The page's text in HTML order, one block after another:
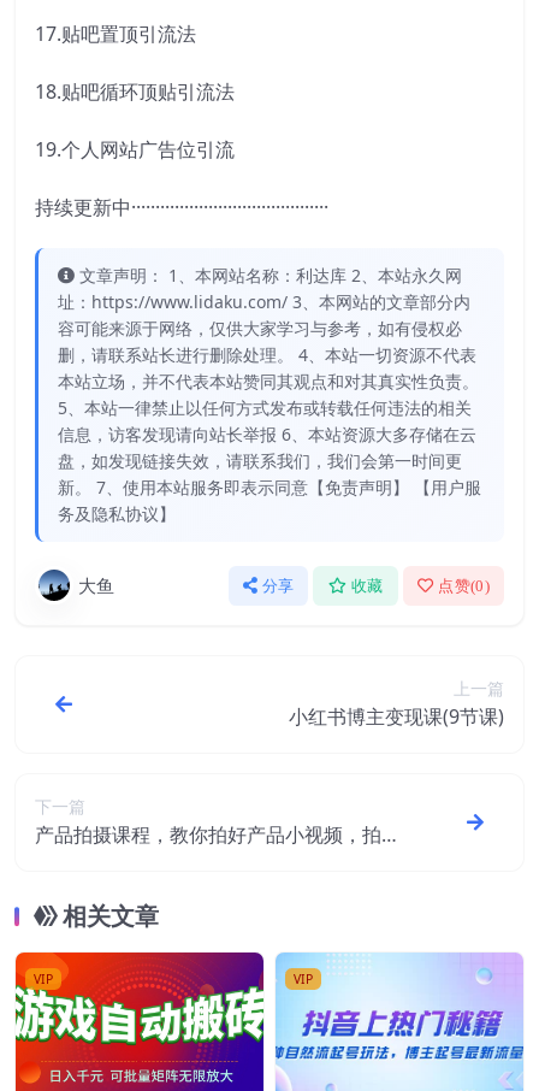
17.贴吧置顶引流法
18.贴吧循环顶贴引流法
19.个人网站广告位引流
持续更新中·········································
文章声明： 1、本网站名称：利达库 2、本站永久网
址：https://www.lidaku.com/ 3、本网站的文章部分内
容可能来源于网络，仅供大家学习与参考，如有侵权必
删，请联系站长进行删除处理。 4、本站一切资源不代表
本站立场，并不代表本站赞同其观点和对其真实性负责。
5、本站一律禁止以任何方式发布或转载任何违法的相关
信息，访客发现请向站长举报 6、本站资源大多存储在云
盘，如发现链接失效，请联系我们，我们会第一时间更
新。 7、使用本站服务即表示同意【免责声明】 【用户服
务及隐私协议】
大鱼 分享 收藏 点赞(0)
上一篇
小红书博主变现课(9节课)
下一篇
产品拍摄课程，教你拍好产品小视频，拍
相关文章
VIP VIP